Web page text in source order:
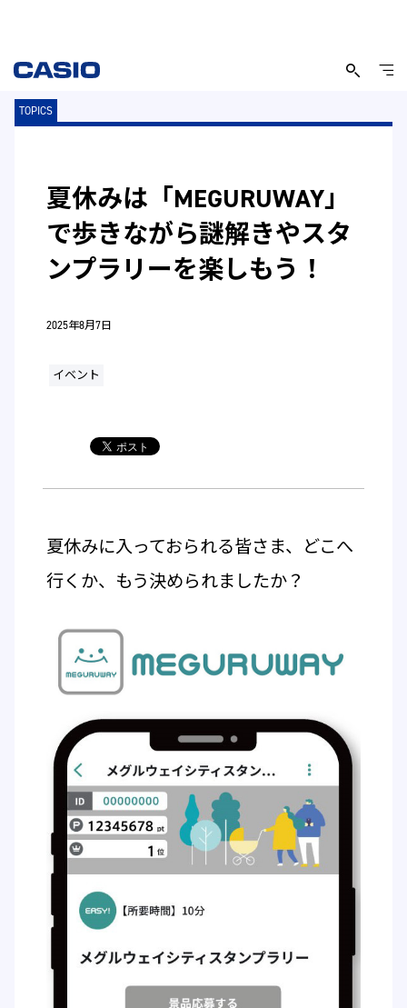
TOPICS
夏休みは「MEGURUWAY」
で歩きながら謎解きやスタ
ンプラリーを楽しもう！
2025年8月7日
イベント
夏休みに入っておられる皆さま、どこへ
行くか、もう決められましたか？